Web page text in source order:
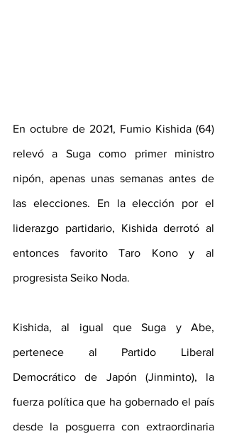
En octubre de 2021, Fumio Kishida (64)
relevó a Suga como primer ministro
nipón, apenas unas semanas antes de
las elecciones. En la elección por el
liderazgo partidario, Kishida derrotó al
entonces favorito Taro Kono y al
progresista Seiko Noda.
Kishida, al igual que Suga y Abe,
pertenece al Partido Liberal
Democrático de Japón (Jinminto), la
fuerza política que ha gobernado el país
desde la posguerra con extraordinaria